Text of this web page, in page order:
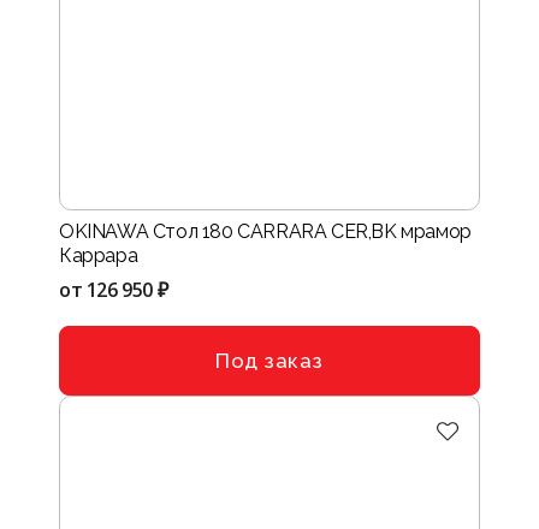
OKINAWA Стол 180 CARRARA CER,BK мрамор
Каррара
от 126 950 ₽
Под заказ